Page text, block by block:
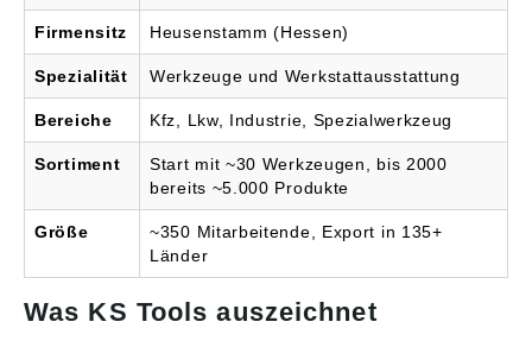
Firmensitz Heusenstamm (Hessen)
Spezialität Werkzeuge und Werkstattausstattung
Bereiche Kfz, Lkw, Industrie, Spezialwerkzeug
Sortiment
Start mit ~30 Werkzeugen, bis 2000
bereits ~5.000 Produkte
Größe
~350 Mitarbeitende, Export in 135+
Länder
Was KS Tools auszeichnet